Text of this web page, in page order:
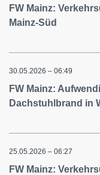
FW Mainz:
Mainz-Süd
30.05.2026 – 06:49
FW Mainz:
Dachstuhlbrand in
25.05.2026 – 06:27
FW Mainz: